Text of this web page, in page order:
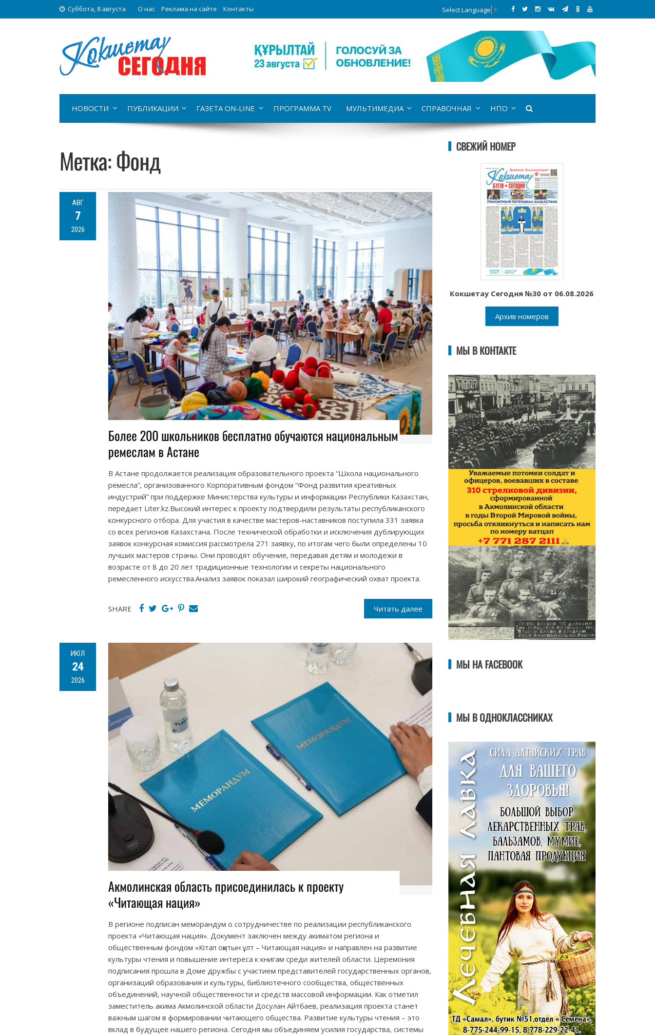
Суббота, 8 августа О нас Реклама на сайте Контакты Select Language ▼
НОВОСТИ ПУБЛИКАЦИИ ГАЗЕТА ON-LINE ПРОГРАММА TV МУЛЬТИМЕДИА СПРАВОЧНАЯ НПО
Метка:Фонд
АВГ
7
2026
Более 200 школьников бесплатно обучаются национальным
ремеслам в Астане
В Астане продолжается реализация образовательного проекта “Школа национального
ремесла”, организованного Корпоративным фондом “Фонд развития креативных
индустрий” при поддержке Министерства культуры и информации Республики Казахстан,
передает Liter.kz.Высокий интерес к проекту подтвердили результаты республиканского
конкурсного отбора. Для участия в качестве мастеров-наставников поступила 331 заявка
со всех регионов Казахстана. После технической обработки и исключения дублирующих
заявок конкурсная комиссия рассмотрела 271 заявку, по итогам чего были определены 10
лучших мастеров страны. Они проводят обучение, передавая детям и молодежи в
возрасте от 8 до 20 лет традиционные технологии и секреты национального
ремесленного искусства.Анализ заявок показал широкий географический охват проекта.
Читать далее
SHARE
ИЮЛ
24
2026
Акмолинская область присоединилась к проекту
«Читающая нация»
В регионе подписан меморандум о сотрудничестве по реализации республиканского
проекта «Читающая нация». Документ заключен между акиматом региона и
общественным фондом «Кітап оқитын ұлт – Читающая нация» и направлен на развитие
культуры чтения и повышение интереса к книгам среди жителей области. Церемония
подписания прошла в Доме дружбы с участием представителей государственных органов,
организаций образования и культуры, библиотечного сообщества, общественных
объединений, научной общественности и средств массовой информации. Как отметил
заместитель акима Акмолинской области Досулан Айтбаев, реализация проекта станет
важным шагом в формировании читающего общества. Развитие культуры чтения – это
вклад в будущее нашего региона. Сегодня мы объединяем усилия государства, системы
СВЕЖИЙ НОМЕР
Кокшетау Сегодня №30 от 06.08.2026
Архив номеров
МЫ В КОНТАКТЕ
МЫ НА FACEBOOK
МЫ В ОДНОКЛАССНИКАХ